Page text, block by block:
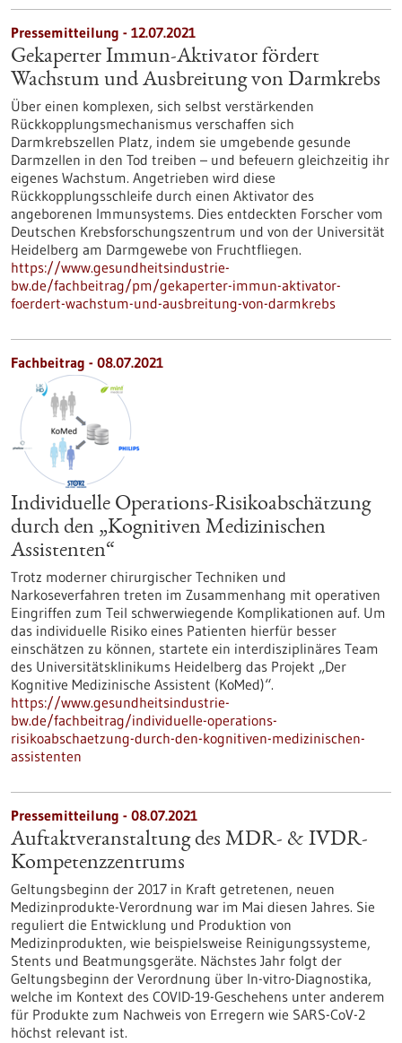
Pressemitteilung - 12.07.2021
Gekaperter Immun-Aktivator fördert
Wachstum und Ausbreitung von Darmkrebs
Über einen komplexen, sich selbst verstärkenden
Rückkopplungsmechanismus verschaffen sich
Darmkrebszellen Platz, indem sie umgebende gesunde
Darmzellen in den Tod treiben – und befeuern gleichzeitig ihr
eigenes Wachstum. Angetrieben wird diese
Rückkopplungsschleife durch einen Aktivator des
angeborenen Immunsystems. Dies entdeckten Forscher vom
Deutschen Krebsforschungszentrum und von der Universität
Heidelberg am Darmgewebe von Fruchtfliegen.
https://www.gesundheitsindustrie-
bw.de/fachbeitrag/pm/gekaperter-immun-aktivator-
foerdert-wachstum-und-ausbreitung-von-darmkrebs
Fachbeitrag - 08.07.2021
Individuelle Operations-Risikoabschätzung
durch den „Kognitiven Medizinischen
Assistenten“
Trotz moderner chirurgischer Techniken und
Narkoseverfahren treten im Zusammenhang mit operativen
Eingriffen zum Teil schwerwiegende Komplikationen auf. Um
das individuelle Risiko eines Patienten hierfür besser
einschätzen zu können, startete ein interdisziplinäres Team
des Universitätsklinikums Heidelberg das Projekt „Der
Kognitive Medizinische Assistent (KoMed)“.
https://www.gesundheitsindustrie-
bw.de/fachbeitrag/individuelle-operations-
risikoabschaetzung-durch-den-kognitiven-medizinischen-
assistenten
Pressemitteilung - 08.07.2021
Auftaktveranstaltung des MDR- & IVDR-
Kompetenzzentrums
Geltungsbeginn der 2017 in Kraft getretenen, neuen
Medizinprodukte-Verordnung war im Mai diesen Jahres. Sie
reguliert die Entwicklung und Produktion von
Medizinprodukten, wie beispielsweise Reinigungssysteme,
Stents und Beatmungsgeräte. Nächstes Jahr folgt der
Geltungsbeginn der Verordnung über In-vitro-Diagnostika,
welche im Kontext des COVID-19-Geschehens unter anderem
für Produkte zum Nachweis von Erregern wie SARS-CoV-2
höchst relevant ist.